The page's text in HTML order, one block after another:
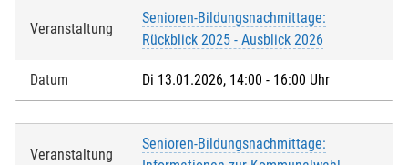
Veranstaltung
Senioren-Bildungsnachmittage:
Rückblick 2025 - Ausblick 2026
Datum Di 13.01.2026, 14:00 - 16:00 Uhr
Veranstaltung
Senioren-Bildungsnachmittage: